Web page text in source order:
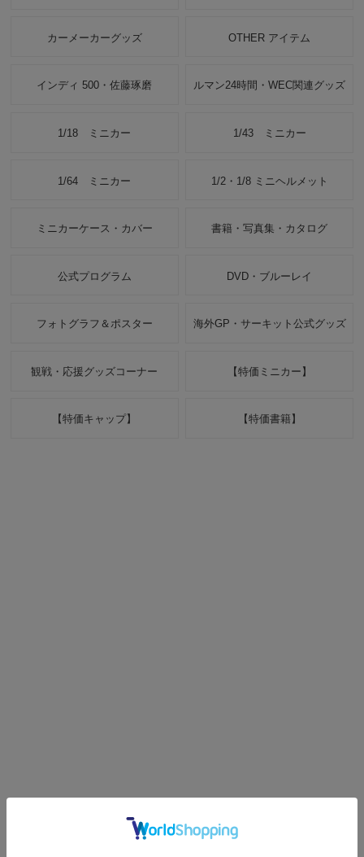
カーメーカーグッズ OTHER アイテム
インディ 500・佐藤琢磨 ルマン24時間・WEC関連グッズ
1/18 ミニカー 1/43 ミニカー
1/64 ミニカー 1/2・1/8 ミニヘルメット
ミニカーケース・カバー 書籍・写真集・カタログ
公式プログラム DVD・ブルーレイ
フォトグラフ＆ポスター 海外GP・サーキット公式グッズ
観戦・応援グッズコーナー 【特価ミニカー】
【特価キャップ】 【特価書籍】